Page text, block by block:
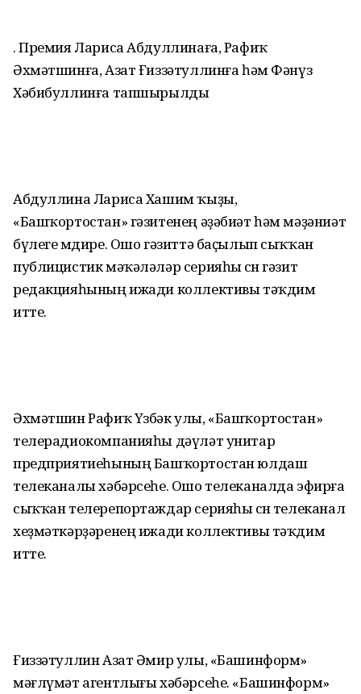
. Премия Лариса Абдуллинаға, Рафиҡ
Әхмәтшинға, Азат Ғиззәтуллинға һәм Фәнүз
Хәбибуллинға тапшырылды
Абдуллина Лариса Хашим ҡыҙы,
«Башҡортостан» гәзитенең әҙәбиәт һәм мәҙәниәт
бүлеге мөдире. Ошо гәзиттә баҫылып сыҡҡан
публицистик мәҡәләләр серияһы өсөн гәзит
редакцияһының ижади коллективы тәҡдим
итте.
Әхмәтшин Рафиҡ Үзбәк улы, «Башҡортостан»
телерадиокомпанияһы дәүләт унитар
предприятиеһының Башҡортостан юлдаш
телеканалы хәбәрсеһе. Ошо телеканалда эфирға
сыҡҡан телерепортаждар серияһы өсөн телеканал
хеҙмәткәрҙәренең ижади коллективы тәҡдим
итте.
Ғиззәтуллин Азат Әмир улы, «Башинформ»
мәғлүмәт агентлығы хәбәрсеһе. «Башинформ»